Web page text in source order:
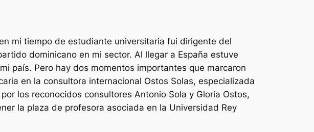
mi tiempo de estudiante universitaria fui dirigente del
dominicano en mi sector. Al llegar a España estuve
país. Pero hay dos momentos importantes que marcaron
en la consultora internacional Ostos Solas, especializada
los reconocidos consultores Antonio Sola y Gloria Ostos,
la plaza de profesora asociada en la Universidad Rey